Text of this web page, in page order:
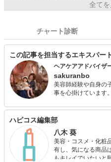
全てを
チャート診断
この記事を担当するエキスパー
ヘアケアアドバイザ
sakuranbo
美容師経験や自身の
事を心掛けています
ジが好きなので美容
た撮影や、コンテス
ます。 忙しくても手抜きでもおしゃれを楽しみたい、そん
ハピコス編集部
八木 葵
美容・コスメ・化粧
有し、気になる商品
もキレイでいたいと